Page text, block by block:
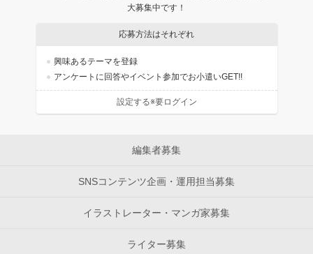
大募集中です！
応募方法はそれぞれ
興味あるテーマを登録
アンケートに回答やイベント参加でお小遣いGET!!
設定する※要ログイン
編集者募集
SNSコンテンツ企画・運用担当募集
イラストレーター・マンガ家募集
ライター募集